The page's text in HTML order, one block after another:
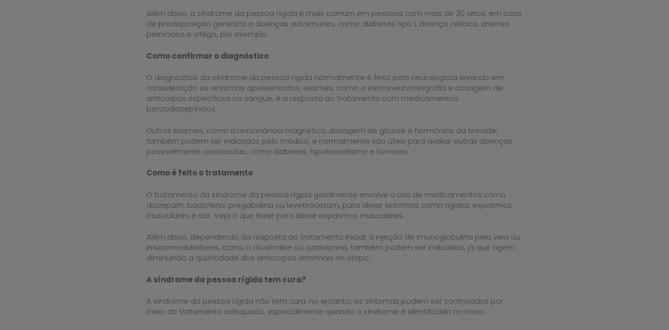
Além disso, a síndrome da pessoa rígida é mais comum em pessoas com mais de 30 anos, em caso
de predisposição genética e doenças autoimunes, como diabetes tipo 1, doença celíaca, anemia
perniciosa e vitiligo, por exemplo.
Como confirmar o diagnóstico
O diagnóstico da síndrome da pessoa rígida normalmente é feito pelo neurologista levando em
consideração os sintomas apresentados, exames, como a eletroneuromiografia e dosagem de
anticorpos específicos no sangue, e a resposta ao tratamento com medicamentos
benzodiazepínicos.
Outros exames, como a ressonância magnética, dosagem de glicose e hormônios da tireoide,
também podem ser indicados pelo médico, e normalmente são úteis para avaliar outras doenças
possivelmente associadas, como diabetes, hipotireoidismo e tumores.
Como é feito o tratamento
O tratamento da síndrome da pessoa rígida geralmente envolve o uso de medicamentos como
diazepam, baclofeno, pregabalina ou levetiracetam, para aliviar sintomas como rigidez, espasmos
musculares e dor. Veja o que fazer para aliviar espasmos musculares.
Além disso, dependendo da resposta ao tratamento inicial, a injeção de imunoglobulina pela veia ou
imunomoduladores, como o rituximabe ou azatioprina, também podem ser indicados, já que agem
diminuindo a quantidade dos anticorpos anormais no corpo.
A síndrome da pessoa rígida tem cura?
A síndrome da pessoa rígida não tem cura, no entanto, os sintomas podem ser controlados por
meio do tratamento adequado, especialmente quando a síndrome é identificada no início.